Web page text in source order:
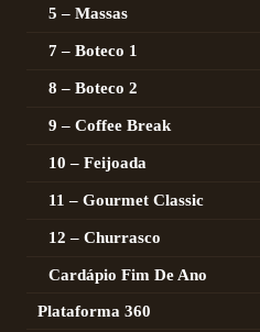
5 – Massas
7 – Boteco 1
8 – Boteco 2
9 – Coffee Break
10 – Feijoada
11 – Gourmet Classic
12 – Churrasco
Cardápio Fim De Ano
Plataforma 360